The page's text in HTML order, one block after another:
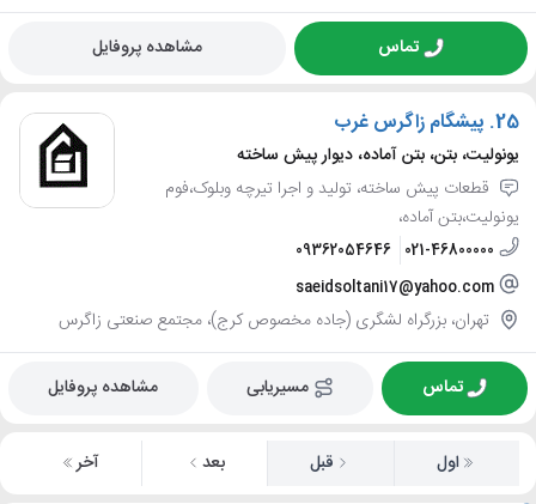
تماس مشاهده پروفایل
25. پیشگام زاگرس غرب
یونولیت، بتن، بتن آماده، دیوار پیش ساخته
قطعات پیش ساخته، تولید و اجرا تیرچه وبلوک،فوم
یونولیت،بتن آماده،
021-46800000
09362054646
saeidsoltani17@yahoo.com
تهران، بزرگراه لشگری (جاده مخصوص کرج)، مجتمع صنعتی زاگرس
تماس مسیریابی مشاهده پروفایل
اول قبل بعد آخر